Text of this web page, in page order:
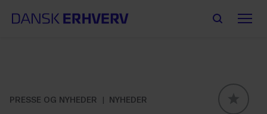
PRESSE OG NYHEDER
NYHEDER